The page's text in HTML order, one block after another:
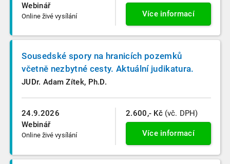
Webinář
Online živé vysílání Více informací
24.9.2026
Webinář
Online živé vysílání
Sousedské spory na hranicích pozemků
včetně nezbytné cesty. Aktuální judikatura.
JUDr. Adam Zítek, Ph.D.
2.600,- Kč (vč. DPH)
Více informací